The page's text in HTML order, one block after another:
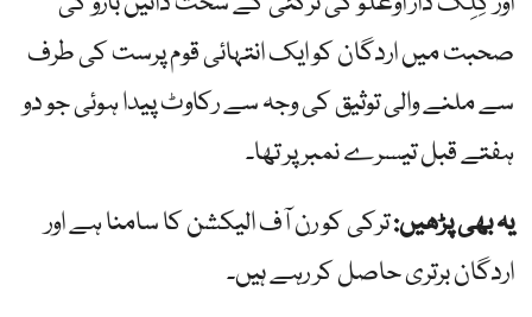
صحبت میں اردگان کو ایک انتہائی قوم پرست کی طرف
سے ملنے والی توثیق کی وجہ سے رکاوٹ پیدا ہوئی جو دو
ہفتے قبل تیسرے نمبر پر تھا۔
یہ بھی پڑھیں:ترکی کو رن آف الیکشن کا سامنا ہے اور
اردگان برتری حاصل کر رہے ہیں۔